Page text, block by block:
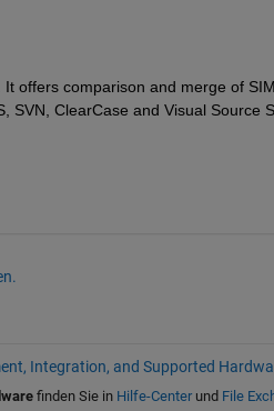
offers comparison and merge of
SVN, ClearCase and Visual Source
Integration, and Supported
finden Sie in Hilfe-Centerund File